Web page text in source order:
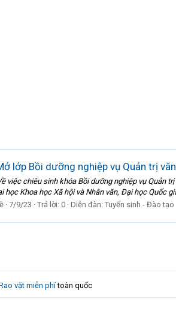
lớp Bồi dưỡng nghiệp vụ Quản trị
việc chiêu sinh khóa Bồi dưỡng nghiệp vụ Quản
học Khoa học Xã hội và Nhân văn, Đại học Quốc
7/9/23 Trả lời: 0 Diễn đàn: Tuyển sinh - Đào tạo
vặt miễn phítoàn quốc